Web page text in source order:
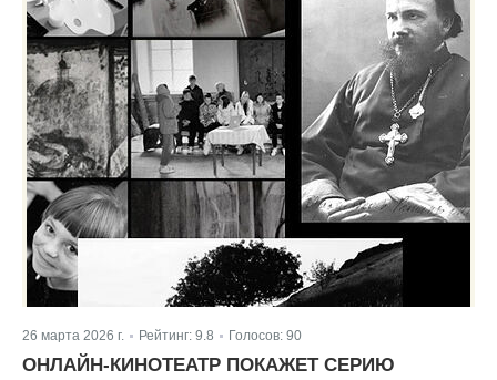
26 марта 2026 г. Рейтинг: 9.8 Голосов: 90
ОНЛАЙН-КИНОТЕАТР ПОКАЖЕТ СЕРИЮ